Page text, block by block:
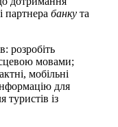
партнера банку та
розробіть
мовами;
мобільні
для
туристів із